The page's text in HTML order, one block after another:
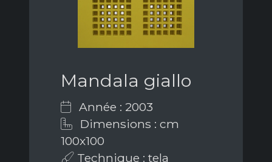
Mandala giallo
Année : 2003
Dimensions : cm
100x100
Technique : tela